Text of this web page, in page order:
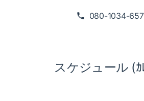
080-1034-
スケジュール (ｶ